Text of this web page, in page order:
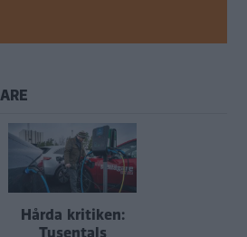
Hårda kritiken: